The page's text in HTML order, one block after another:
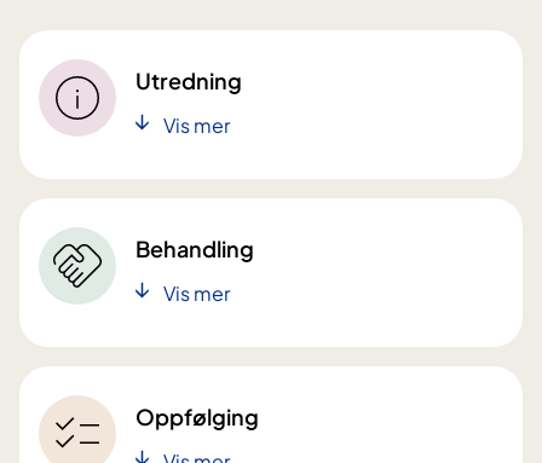
Utredning
Vis mer
Behandling
Vis mer
Oppfølging